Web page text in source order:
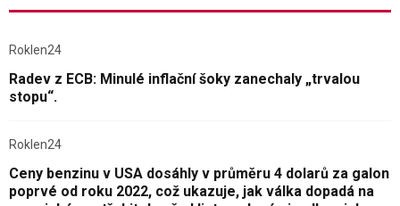
Roklen24
Radev z ECB: Minulé inflační šoky zanechaly „trvalou
stopu“.
Roklen24
Ceny benzinu v USA dosáhly v průměru 4 dolarů za galon
poprvé od roku 2022, což ukazuje, jak válka dopadá na